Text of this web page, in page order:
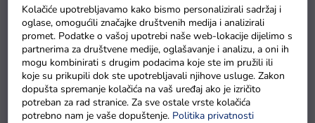
Kolačiće upotrebljavamo kako bismo personalizirali sadržaj i
oglase, omogućili značajke društvenih medija i analizirali
promet. Podatke o vašoj upotrebi naše web-lokacije dijelimo s
partnerima za društvene medije, oglašavanje i analizu, a oni ih
mogu kombinirati s drugim podacima koje ste im pružili ili
koje su prikupili dok ste upotrebljavali njihove usluge. Zakon
dopušta spremanje kolačića na vaš uređaj ako je izričito
potreban za rad stranice. Za sve ostale vrste kolačića
potrebno nam je vaše dopuštenje. Politika privatnosti
Folija balon broj 1 duga 85 cm
Na zalihama